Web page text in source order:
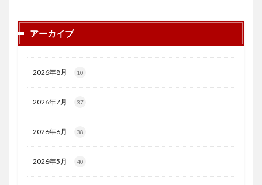
アーカイブ
2026年8月 10
2026年7月 37
2026年6月 38
2026年5月 40